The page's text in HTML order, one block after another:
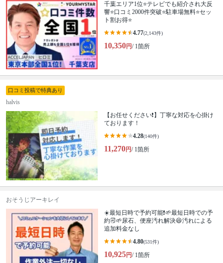
千葉エリア1位⭐テレビでも紹介され大反
響⭐️口コミ2000件突破⭐️駐車場無料⭐セッ
ト割お得⭐
4.77(2,143件)
10,350円/ 1箇所
口コミ投稿で特典あり
halvis
【お任せください❗️】丁寧な対応を心掛け
ております！
4.28(140件)
11,270円/ 1箇所
おそうじアーキレイ
☀️最短日時で予約可能❗🌱最短日時での予
約🉑🌱尿石、便座汚れ解決😆汚れによる
追加料金なし
4.80(531件)
10,925円/ 1箇所